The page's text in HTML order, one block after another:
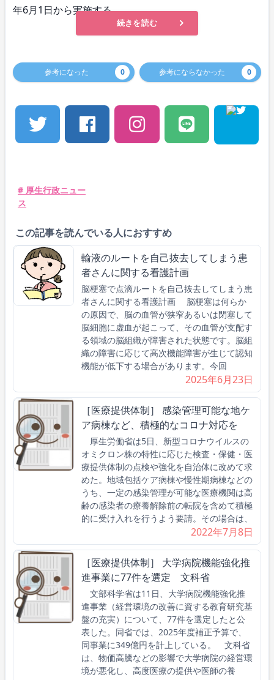
年6月1日から実施する。
続きを読む
参考になった 0 参考にならなかった 0
# 厚生行政ニュー
ス
この記事を読んでいる人におすすめ
輸液のルートを自己抜去してしまう患
者さんに関する看護計画
脳梗塞で点滴ルートを自己抜去してしまう患
者さんに関する看護計画 脳梗塞は何らか
の原因で、脳の血管が狭窄あるいは閉塞して
脳細胞に虚血が起こって、その血管が支配す
る領域の脳組織が障害された状態です。脳組
織の障害に応じて高次機能障害が生じて認知
機能が低下する場合があります。今回
2025年6月23日
［医療提供体制］ 感染管理可能な地ケ
ア病棟など、積極的なコロナ対応を
厚生労働省は5日、新型コロナウイルスの
オミクロン株の特性に応じた検査・保健・医
療提供体制の点検や強化を自治体に改めて求
めた。地域包括ケア病棟や慢性期病棟などの
うち、一定の感染管理が可能な医療機関は高
齢の感染者の療養解除前の転院を含めて積極
的に受け入れを行うよう要請。その場合は、
2022年7月8日
［医療提供体制］ 大学病院機能強化推
進事業に77件を選定 文科省
文部科学省は11日、大学病院機能強化推
進事業（経営環境の改善に資する教育研究基
盤の充実）について、77件を選定したと公
表した。同省では、2025年度補正予算で、
同事業に349億円を計上している。 文科省
は、物価高騰などの影響で大学病院の経営環
境が悪化し、高度医療の提供や医師の養